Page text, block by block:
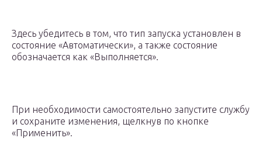
Здесь убедитесь в том, что тип запуска установлен в
состояние «Автоматически», а также состояние
обозначается как «Выполняется».
При необходимости самостоятельно запустите службу
и сохраните изменения, щелкнув по кнопке
«Применить».